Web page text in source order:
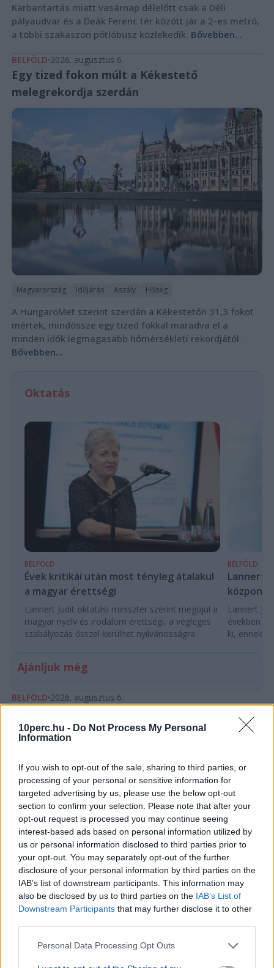
10perc.hu - Do Not Process My Personal
Information
If you wish to opt-out of the sale, sharing to third parties, or
processing of your personal or sensitive information for
targeted advertising by us, please use the below opt-out
section to confirm your selection. Please note that after your
opt-out request is processed you may continue seeing
interest-based ads based on personal information utilized by
us or personal information disclosed to third parties prior to
your opt-out. You may separately opt-out of the further
disclosure of your personal information by third parties on the
IAB’s list of downstream participants. This information may
also be disclosed by us to third parties on the IAB’s List of
Downstream Participants that may further disclose it to other
Personal Data Processing Opt Outs
Karbantartás miatt vasárnap délelőtt csak a Déli
pályaudvar és a Deák Ferenc tér között jár a 2-es metró,
a többi szakaszon pótlóbusz közlekedik. Bővebben...
BELFÖLD 2026. augusztus 6.
Egy tized fokon múlt a Kékestető
melegrekordja szerdán
Magyarország Időjárás Aszály Hőség
A HungaroMet szerint szerdán a Kékestetőn 31,3 fokot
mértek, mindössze egy tized fokkal maradva el a
minden idők legmagasabb hőmérsékleti rekordjától.
Bővebben...
Oktatás
BELFÖLD
Évek kritikái után most tényleg átalakul
a magyar érettségi
Lannert Judit oktatási miniszter szerint megújul a
magyar nyelv és irodalom érettségi, a végleges
szabályozás ősszel kerülhet nyilvánosságra.
BELFÖLD
Lannert
Lannert
években
ki, ennek
Ajánljuk még
BELFÖLD 2026. augusztus 6.
államfőjelöltről
Magyar Péter Köztársasági elnök Országgyűlés
Tisza Párt
Parlament
A Tisza frakciója szombaton szavaz köztársaságielnök-